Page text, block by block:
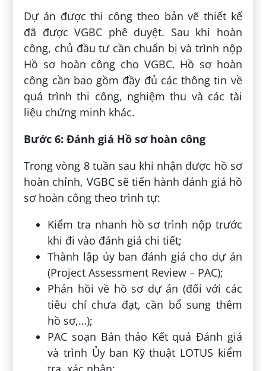
Dự án được thi công theo bản vẽ thiết kế
đã được VGBC phê duyệt. Sau khi hoàn
công, chủ đầu tư cần chuẩn bị và trình nộp
Hồ sơ hoàn công cho VGBC. Hồ sơ hoàn
công cần bao gồm đầy đủ các thông tin về
quá trình thi công, nghiệm thu và các tài
liệu chứng minh khác.
Bước 6: Đánh giá Hồ sơ hoàn công
Trong vòng 8 tuần sau khi nhận được hồ sơ
hoàn chỉnh, VGBC sẽ tiến hành đánh giá hồ
sơ hoàn công theo trình tự:
Kiểm tra nhanh hồ sơ trình nộp trước
khi đi vào đánh giá chi tiết;
Thành lập ủy ban đánh giá cho dự án
(Project Assessment Review – PAC);
Phản hồi về hồ sơ dự án (đối với các
tiêu chí chưa đạt, cần bổ sung thêm
hồ sơ,…);
PAC soạn Bản thảo Kết quả Đánh giá
và trình Ủy ban Kỹ thuật LOTUS kiểm